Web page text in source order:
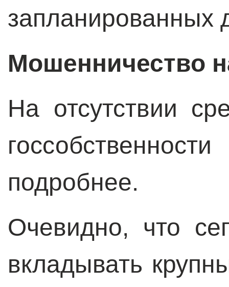
запланированных
Мошенничество
На отсутствии
подробнее.
Очевидно, что
вкладывать